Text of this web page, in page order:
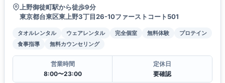
上野御徒町駅から徒歩9分
東京都台東区東上野3丁目26-10ファーストコート501
タオルレンタル ウェアレンタル 完全個室 無料体験
プロテイン
食事指導
無料カウンセリング
営業時間
8:00〜23:00
定休日
要確認